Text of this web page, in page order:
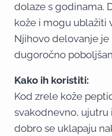
dolaze s godinama.
kože i mogu ublažiti
Njihovo delovanje
dugoročno
Kako ih koristiti:
Kod zrele kože
svakodnevno, ujutru
dobro se uklapaju